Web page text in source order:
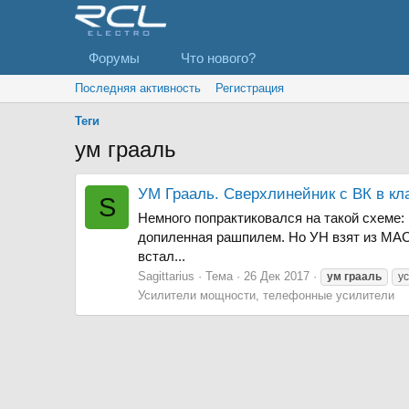
Форумы Что нового?
Последняя активность Регистрация
Теги
ум грааль
S УМ Грааль. Сверхлинейник с ВК в
Немного попрактиковался на такой
допиленная рашпилем. Но УН взят из
встал...
Sagittarius Тема 26 Дек 2017 ум грааль
Усилители мощности, телефонные усилители